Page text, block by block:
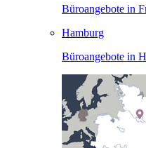
Büroangebote in
Hamburg
Büroangebote in